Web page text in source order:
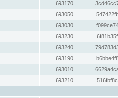
693170
693050
693030
693230
693240
693190
693010
693210